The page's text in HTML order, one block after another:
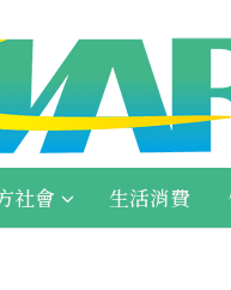
社會 生活消費